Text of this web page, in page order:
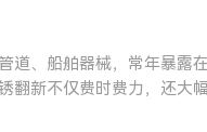
道、船舶器械，常年暴露
新不仅费时费力，还大幅